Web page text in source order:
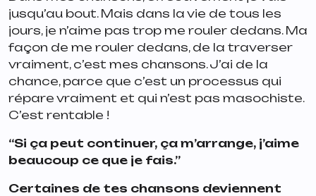
jusqu’au bout. Mais dans la vie de tous les
jours, je n’aime pas trop me rouler dedans. Ma
façon de me rouler dedans, de la traverser
vraiment, c’est mes chansons. J’ai de la
chance, parce que c’est un processus qui
répare vraiment et qui n’est pas masochiste.
C’est rentable !
“Si ça peut continuer, ça m’arrange, j’aime
beaucoup ce que je fais.”
Certaines de tes chansons deviennent